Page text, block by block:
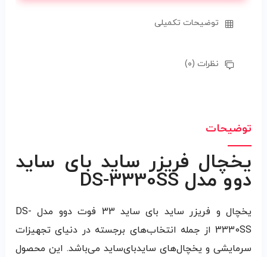
توضیحات تکمیلی
نظرات (۰)
توضیحات
یخچال فریزر ساید بای ساید
دوو مدل DS-3330SS
یخچال و فریزر ساید بای ساید 33 فوت دوو مدل DS-
3330SS از جمله انتخاب‌های برجسته در دنیای تجهیزات
سرمایشی و یخچال‌های سایدبای‌ساید می‌باشد. این محصول